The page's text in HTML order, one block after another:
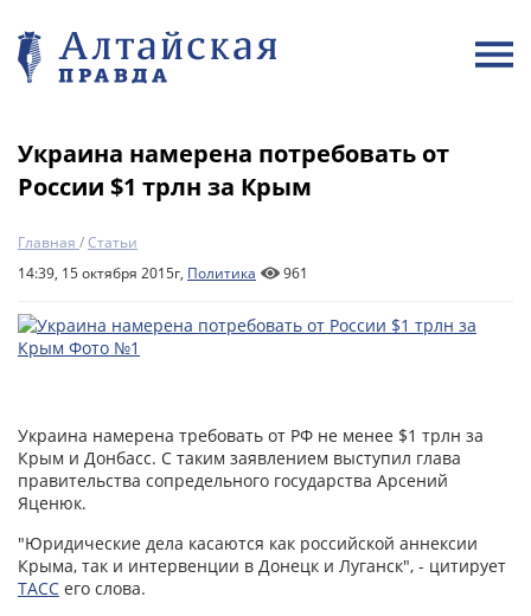
Украина намерена потребовать от
России $1 трлн за Крым
Главная /Статьи
14:39, 15 октября 2015г, Политика 961
Украина намерена требовать от РФ не менее $1 трлн за
Крым и Донбасс. С таким заявлением выступил глава
правительства сопредельного государства Арсений
Яценюк.
"Юридические дела касаются как российской аннексии
Крыма, так и интервенции в Донецк и Луганск", - цитирует
ТАСС его слова.